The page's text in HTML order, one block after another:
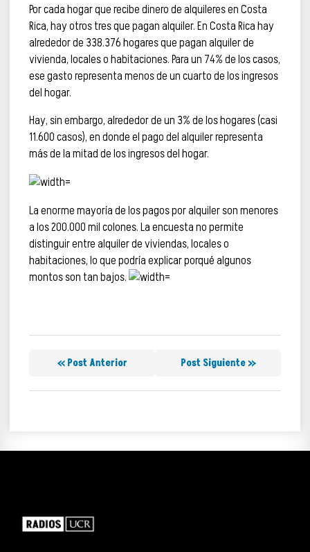
Por cada hogar que recibe dinero de alquileres en Costa
Rica, hay otros tres que pagan alquiler. En Costa Rica hay
alrededor de 338.376 hogares que pagan alquiler de
vivienda, locales o habitaciones. Para un 74% de los casos,
ese gasto representa menos de un cuarto de los ingresos
del hogar.
Hay, sin embargo, alrededor de un 3% de los hogares (casi
11.600 casos), en donde el pago del alquiler representa
más de la mitad de los ingresos del hogar.
La enorme mayoría de los pagos por alquiler son menores
a los 200.000 mil colones. La encuesta no permite
distinguir entre alquiler de viviendas, locales o
habitaciones, lo que podría explicar porqué algunos
montos son tan bajos.
« Post Anterior Post Siguiente »